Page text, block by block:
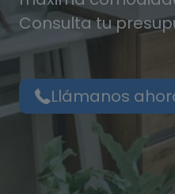
Consulta tu
Llámanos